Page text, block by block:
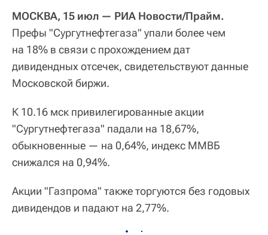
МОСКВА, 15 июл — РИА Новости/Прайм.
Префы "Сургутнефтегаза" упали более чем
на 18% в связи с прохождением дат
дивидендных отсечек, свидетельствуют данные
Московской биржи.
К 10.16 мск привилегированные акции
"Сургутнефтегаза" падали на 18,67%,
обыкновенные — на 0,64%, индекс ММВБ
снижался на 0,94%.
Акции "Газпрома" также торгуются без годовых
дивидендов и падают на 2,77%.